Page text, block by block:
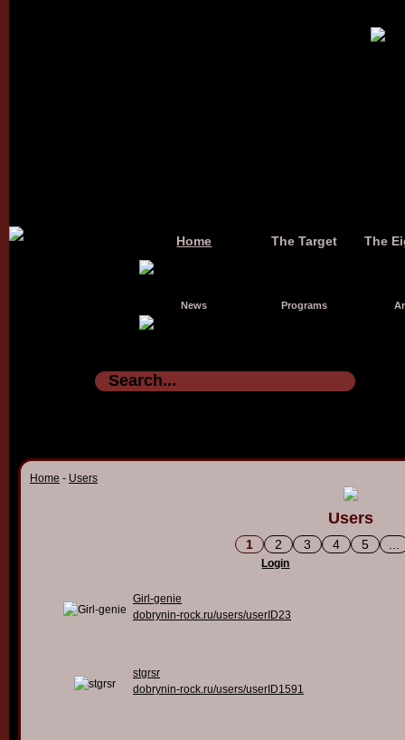
Home The Target The
News Programs
Home - Users
Users
1 2 3 4 5
Login
Girl-genie
dobrynin-rock.ru/users/userID23
stgrsr
dobrynin-rock.ru/users/userID1591